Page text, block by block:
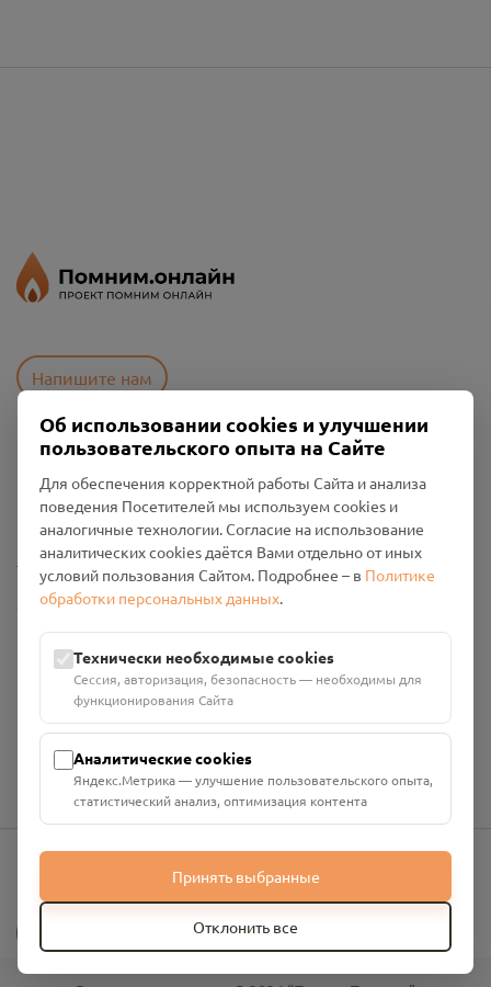
Напишите нам
Политика конфиденциальности
Промо-материалы
Настройки cookies
Общество с ограниченной ответственностью «Смоленский
Проект Помним»
ИНН: 6700029207 ОГРН: 1256700001986
Юридический адрес: 216790, Смоленская область, р-н
Руднянский, г. Рудня, улица Западная, д. 26А, пом. 18
Номер счёта: 40702810901130004287 в АО "АЛЬФА-БАНК"
info@pomnim.online
Об использовании cookies и улучшении
пользовательского опыта на Сайте
Для обеспечения корректной работы Сайта и анализа
поведения Посетителей мы используем cookies и
аналогичные технологии. Согласие на использование
аналитических cookies даётся Вами отдельно от иных
условий пользования Сайтом. Подробнее – в Политике
обработки персональных данных.
Технически необходимые cookies
Сессия, авторизация, безопасность — необходимы для
функционирования Сайта
Аналитические cookies
Яндекс.Метрика — улучшение пользовательского опыта,
статистический анализ, оптимизация контента
Принять выбранные
Отклонить все